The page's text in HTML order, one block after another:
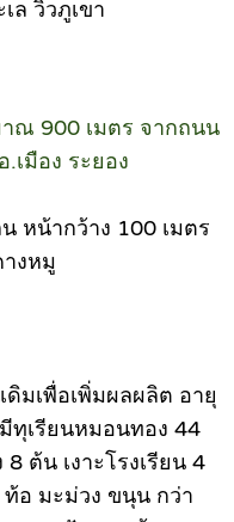
ล วิวภูเขา
ณ 900 เมตร จากถนน
เมือง ระยอง
หน้ากว้าง 100 เมตร
งหมู
มเพื่อเพิ่มผลผลิต อายุ
ทุเรียนหมอนทอง 44
ต้น เงาะโรงเรียน 4
อ มะม่วง ขนุน กว่า